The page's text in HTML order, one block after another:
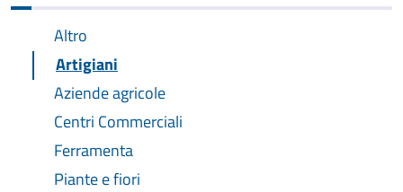
Altro
Artigiani
Aziende agricole
Centri Commerciali
Ferramenta
Piante e fiori